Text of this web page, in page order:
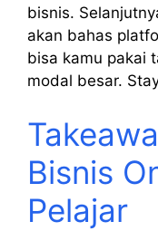
bisnis.
akan bahas
bisa kamu pakai
modal besar.
Bisnis
Pelajar